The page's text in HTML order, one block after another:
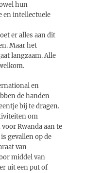
hun
en intellectuele
er alles aan dit
Maar het
langzaam. Alle
en
de handen
bij te dragen.
om
Rwanda aan te
gevallen op de
van
middel van
uit een put of